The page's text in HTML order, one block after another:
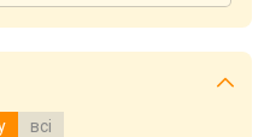
всі